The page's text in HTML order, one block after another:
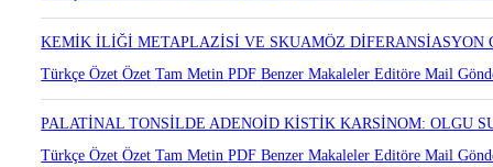
AURİKULADA GÖRÜLEN ARTERİOVENÖZ MALFORMASYON:
Türkçe ÖzetÖzetTam MetinPDFBenzer MakalelerEditöre Mail
KEMİK İLİĞİ METAPLAZİSİ VE SKUAMÖZ DİFERANSİASYON
Türkçe ÖzetÖzetTam MetinPDFBenzer MakalelerEditöre Mail